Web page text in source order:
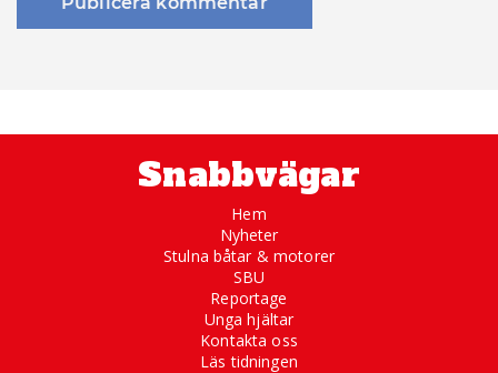
Snabbvägar
Hem
Nyheter
Stulna båtar & motorer
SBU
Reportage
Unga hjältar
Kontakta oss
Läs tidningen